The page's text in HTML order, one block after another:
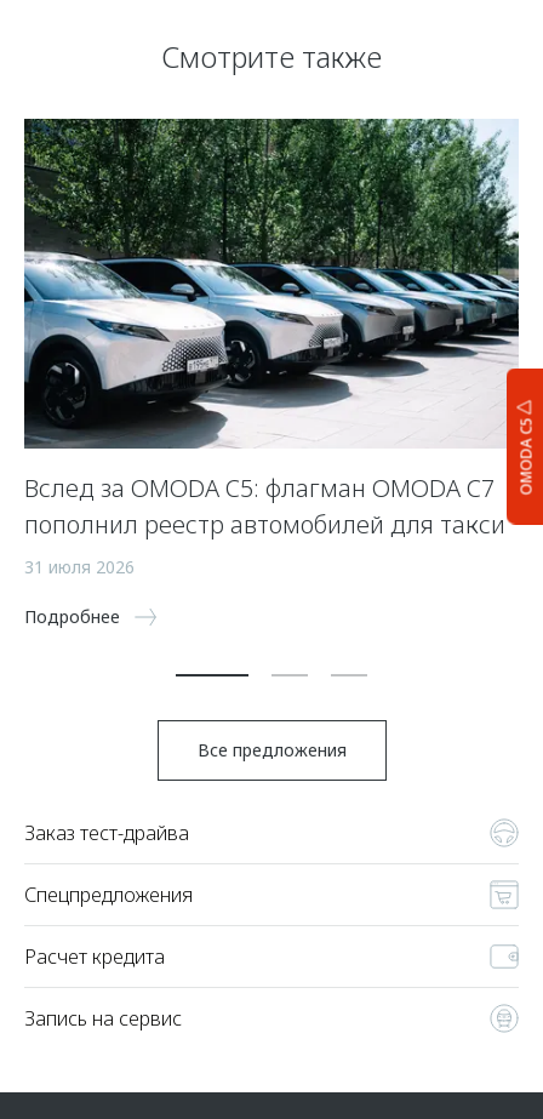
OMODA C5
Смотрите также
Вслед за OMODA C5: флагман OMODA C7
пополнил реестр автомобилей для такси
31 июля 2026
Подробнее
Все предложения
Заказ тест-драйва
Спецпредложения
Расчет кредита
Запись на сервис